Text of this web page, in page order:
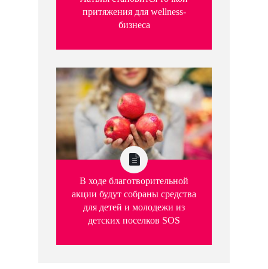
притяжения для wellness-
бизнеса
В ходе благотворительной
акции будут собраны средства
для детей и молодежи из
детских поселков SOS